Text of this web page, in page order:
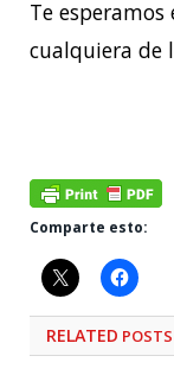
Te
cualquiera de
Comparte esto:
RELATED POSTS